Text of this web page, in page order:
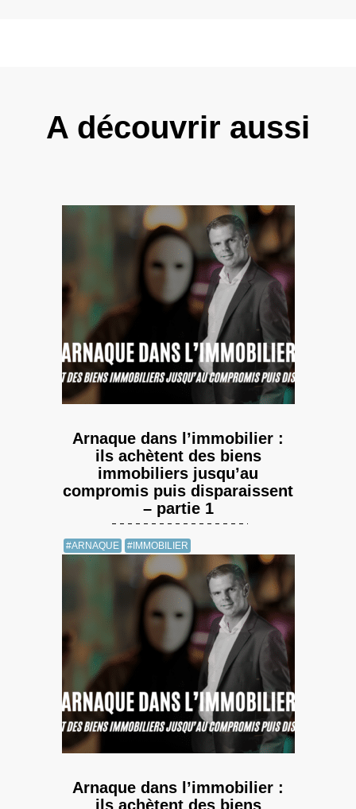
A découvrir aussi
Arnaque dans l’immobilier :
ils achètent des biens
immobiliers jusqu’au
compromis puis disparaissent
– partie 1
#ARNAQUE #IMMOBILIER
Arnaque dans l’immobilier :
ils achètent des biens